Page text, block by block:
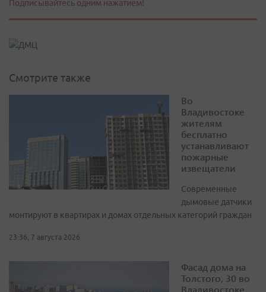
Подписывайтесь одним нажатием!
Смотрите также
Во
Владивостоке
жителям
бесплатно
устанавливают
пожарные
извещатели
Современные
дымовые датчики
монтируют в квартирах и домах отдельных категорий граждан
23:36, 7 августа 2026
Фасад дома на
Толстого, 30 во